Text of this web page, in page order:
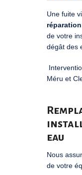
Une fuite
de votre
dégât des
Méru et
eau
Nous
de votre